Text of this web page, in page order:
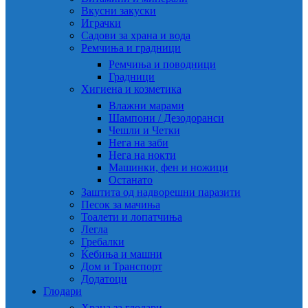
Вкусни закуски
Играчки
Садови за храна и вода
Ремчиња и градници
Ремчиња и поводници
Градници
Хигиена и козметика
Влажни марами
Шампони / Дезодоранси
Чешли и Четки
Нега на заби
Нега на нокти
Машинки, фен и ножици
Останато
Заштита од надворешни паразити
Песок за мачиња
Тоалети и лопатчиња
Легла
Гребалки
Ќебиња и машни
Дом и Транспорт
Додатоци
Глодари